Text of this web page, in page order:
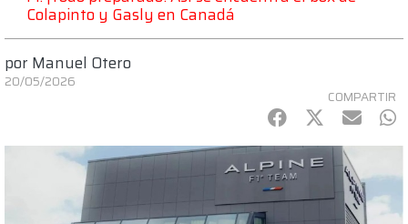
Colapinto y Gasly en Canadá
por Manuel Otero
20/05/2026
COMPARTIR
Facebook
Twitter
mail